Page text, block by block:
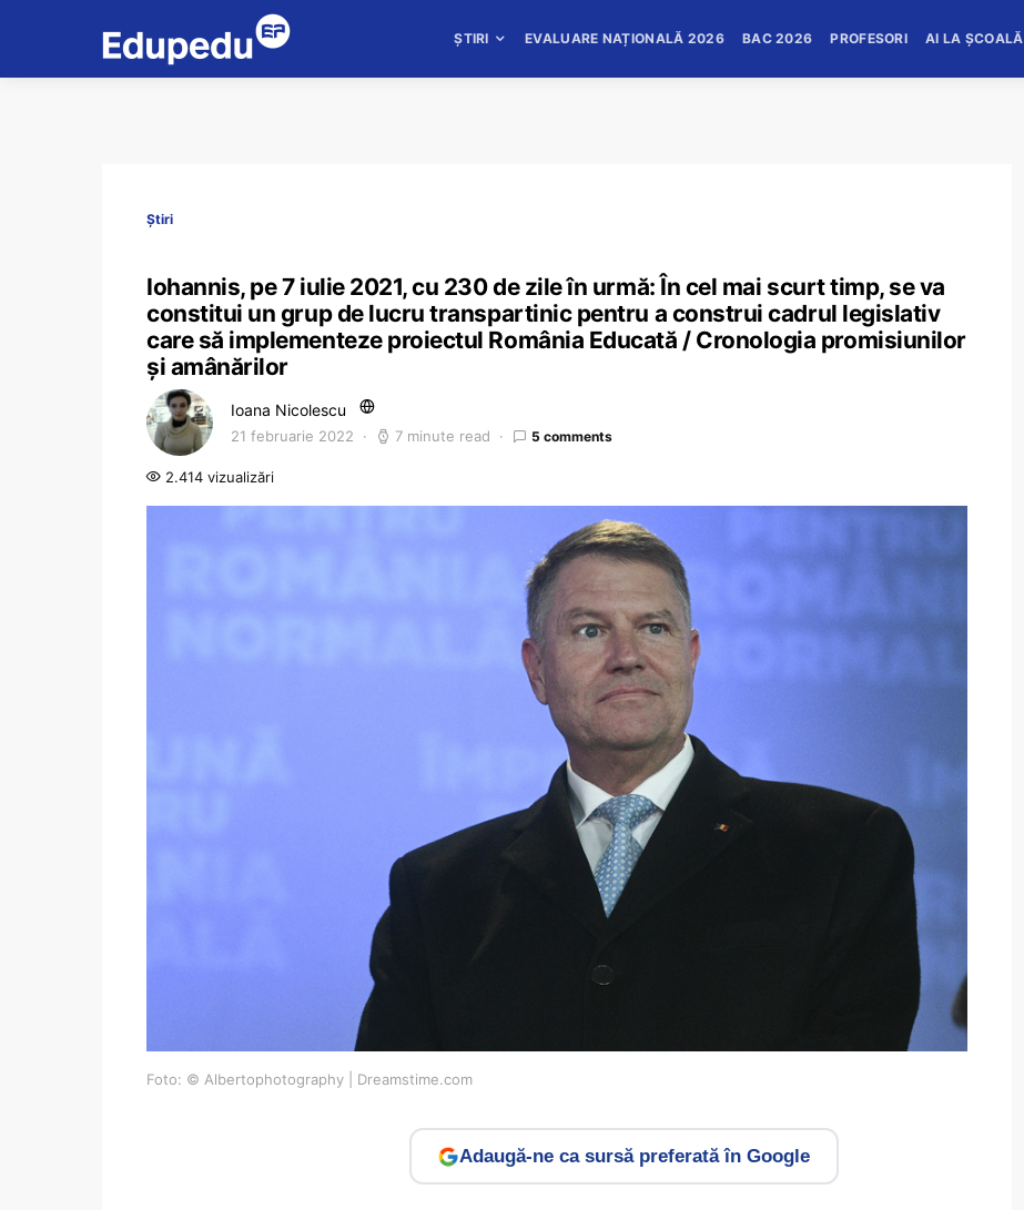
ȘTIRI EVALUARE NAȚIONALĂ 2026 BAC 2026 PROFESORI AI LA ȘCOALĂ
Știri
Iohannis, pe 7 iulie 2021, cu 230 de zile în urmă: În cel mai scurt timp, se va
constitui un grup de lucru transpartinic pentru a construi cadrul legislativ
care să implementeze proiectul România Educată / Cronologia promisiunilor
și amânărilor
Ioana Nicolescu
21 februarie 2022 7 minute read 5 comments
2.414 vizualizări
Foto: © Albertophotography | Dreamstime.com
Adaugă-ne ca sursă preferată în Google